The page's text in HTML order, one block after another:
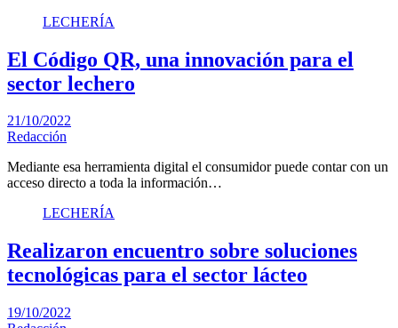
LECHERÍA
El Código QR, una innovación para el
sector lechero
21/10/2022
Redacción
Mediante esa herramienta digital el consumidor puede contar con un
acceso directo a toda la información…
LECHERÍA
Realizaron encuentro sobre soluciones
tecnológicas para el sector lácteo
19/10/2022